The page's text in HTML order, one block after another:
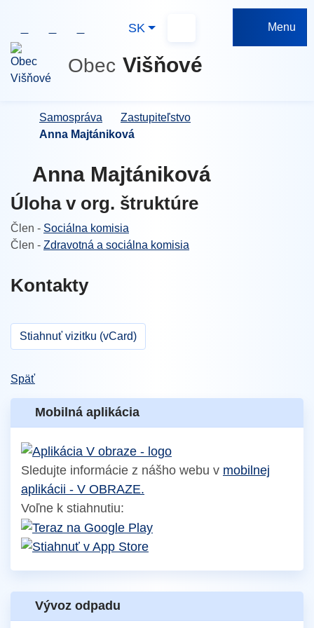
Obec Višňové
+421 415 972 381
urad@visnove.sk
Mapa webu
SKSlovensky Menu
Úvodná stránka
Samospráva Zastupiteľstvo
Úloha v org. štruktúre
Člen -Sociálna komisia
Člen - Zdravotná a sociálna komisia
Mobilná aplikácia
Sledujte informácie z nášho webu v
aplikácii - V OBRAZE.
Voľne k stiahnutiu:
Vývoz odpadu